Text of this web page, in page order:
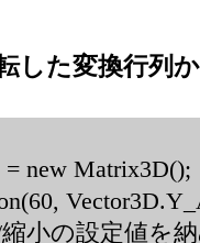
した変換行列
= new
小の設定値を